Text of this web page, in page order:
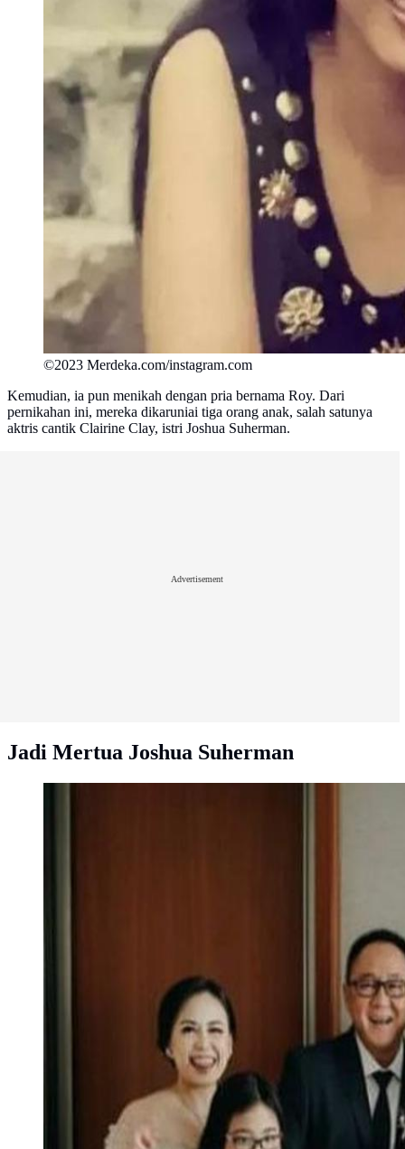
©2023 Merdeka.com/instagram.com
Kemudian, ia pun menikah dengan pria bernama Roy. Dari
pernikahan ini, mereka dikaruniai tiga orang anak, salah satunya
aktris cantik Clairine Clay, istri Joshua Suherman.
Advertisement
Jadi Mertua Joshua Suherman